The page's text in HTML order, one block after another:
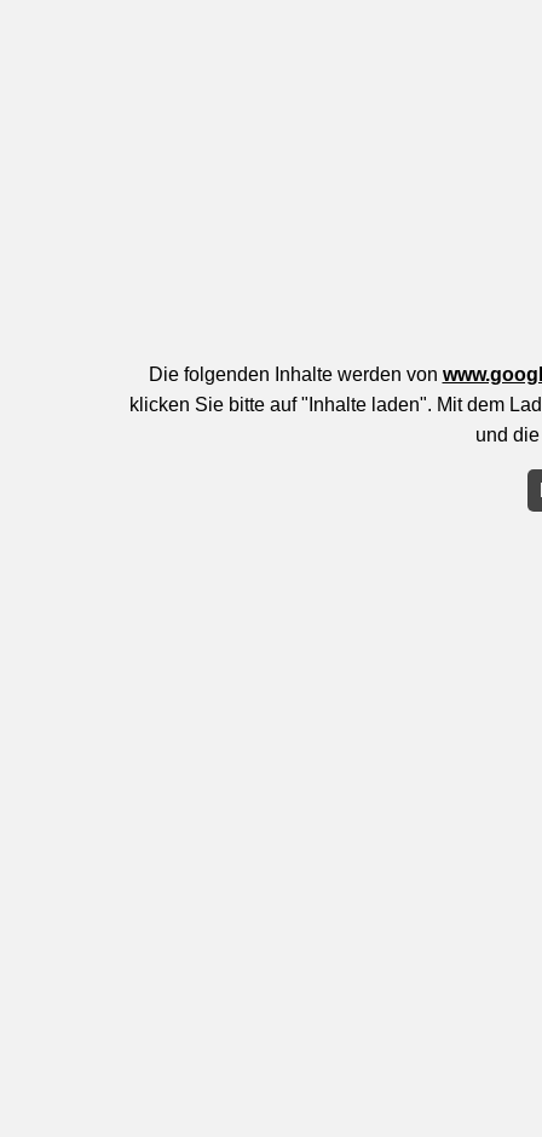
Die folgenden Inhalte werden von
klicken Sie bitte auf "Inhalte laden". Mit dem
und